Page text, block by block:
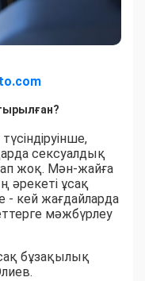
сексуалдық
жоқ. Мән-жайға
ұсақ
кей жағдайларда
мәжбүрлеу
бұзақылық